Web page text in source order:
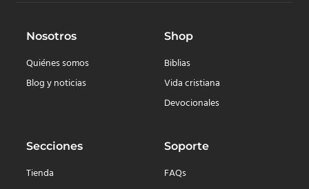
Nosotros
Quiénes somos
Blog y noticias
Shop
Biblias
Vida cristiana
Devocionales
Secciones
Tienda
Soporte
FAQs